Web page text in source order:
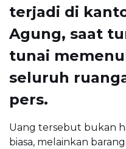
terjadi di
Agung, saat
tunai
seluruh
pers.
Uang tersebut bukan
biasa, melainkan